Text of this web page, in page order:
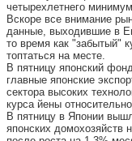
четырехлетнего
Вскоре все внимание
данные, выходившие в
то время как "забытый"
топтаться на месте.
В пятницу японский
главные японские
сектора высоких
курса йены
В пятницу в Японии
японских домохозяйств